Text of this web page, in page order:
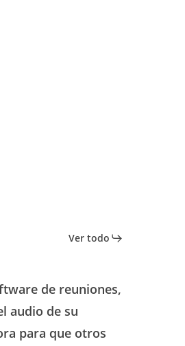
Ver todo
de reuniones,
audio de su
para que otros